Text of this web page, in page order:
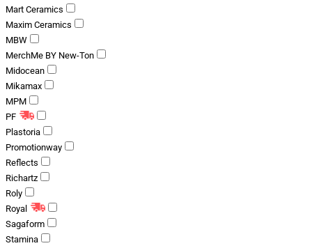
Mart Ceramics
Maxim Ceramics
MBW
MerchMe BY New-Ton
Midocean
Mikamax
MPM
PF
Plastoria
Promotionway
Reflects
Richartz
Roly
Royal
Sagaform
Stamina